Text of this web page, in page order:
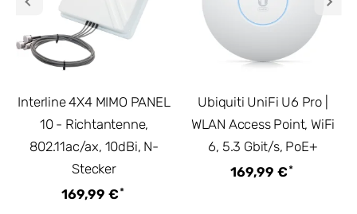
Interline 4X4 MIMO PANEL
10 - Richtantenne,
802.11ac/ax, 10dBi, N-
Stecker
169,99 €*
Ubiquiti UniFi U6 Pro |
WLAN Access Point, WiFi
6, 5.3 Gbit/s, PoE+
169,99 €*